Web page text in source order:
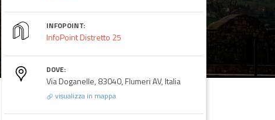
INFOPOINT:
InfoPoint Distretto 25
DOVE:
Via Doganelle, 83040, Flumeri AV, Italia
visualizza in mappa